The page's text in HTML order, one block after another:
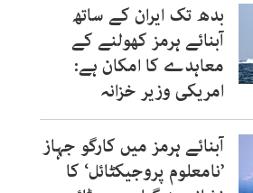
بدھ تک ایران کے ساتھ
آبنائے ہرمز کھولنے کے
معاہدے کا امکان ہے:
امریکی وزیر خزانہ
آبنائے ہرمز میں کارگو جہاز
’نامعلوم پروجیکٹائل‘ کا